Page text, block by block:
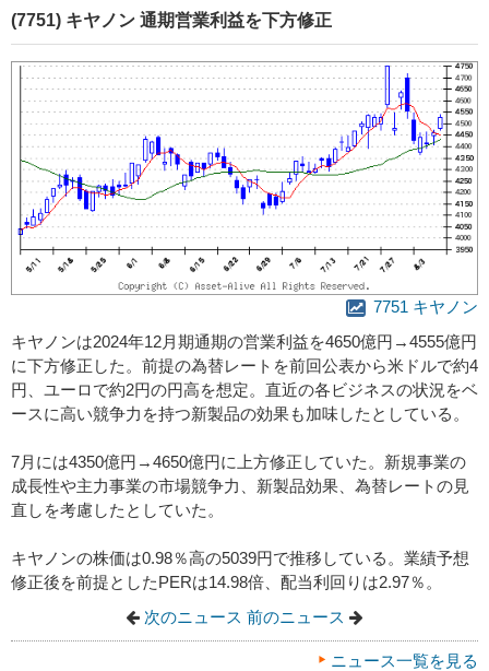
(7751) キヤノン 通期営業利益を下方修正
7751 キヤノン
キヤノンは2024年12月期通期の営業利益を4650億円→4555億円
に下方修正した。前提の為替レートを前回公表から米ドルで約4
円、ユーロで約2円の円高を想定。直近の各ビジネスの状況をベ
ースに高い競争力を持つ新製品の効果も加味したとしている。
7月には4350億円→4650億円に上方修正していた。新規事業の
成長性や主力事業の市場競争力、新製品効果、為替レートの見
直しを考慮したとしていた。
キヤノンの株価は0.98％高の5039円で推移している。業績予想
修正後を前提としたPERは14.98倍、配当利回りは2.97％。
次のニュース 前のニュース
ニュース一覧を見る